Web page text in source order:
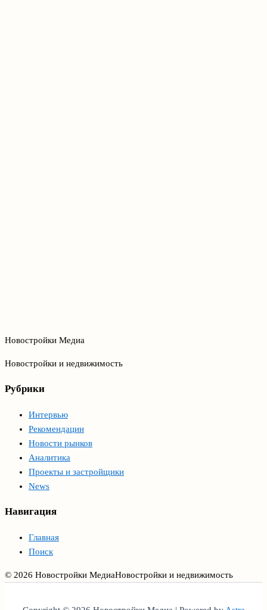
Новостройки Медиа
Новостройки и недвижимость
Рубрики
Интервью
Рекомендации
Новости рынков
Аналитика
Проекты и застройщики
News
Навигация
Главная
Поиск
© 2026 Новостройки МедиаНовостройки и недвижимость